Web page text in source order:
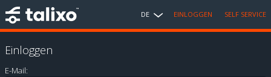
DE EINLOGGEN SELF SERVICE
Einloggen
E-Mail: